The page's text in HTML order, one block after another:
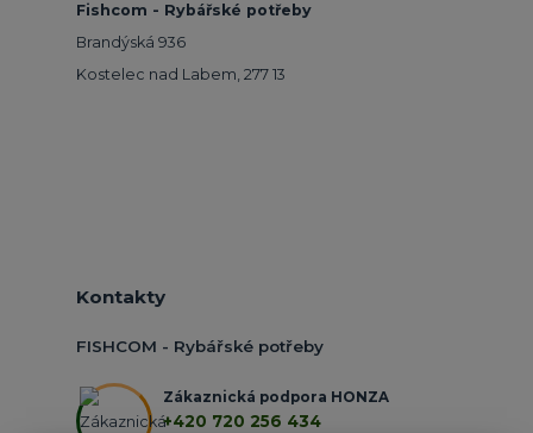
Fishcom - Rybářské potřeby
Brandýská 936
Kostelec nad Labem, 277 13
Kontakty
FISHCOM - Rybářské potřeby
Zákaznická podpora HONZA
+420 720 256 434